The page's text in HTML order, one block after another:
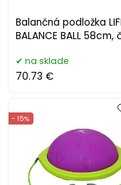
Balančná podložka
BALANCE BALL 58cm,
na sklade
70.73 €
- 15%